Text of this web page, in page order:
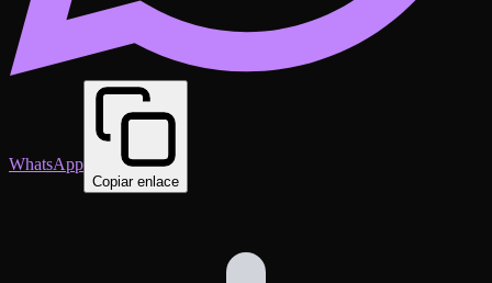
WhatsApp
Copiar enlace